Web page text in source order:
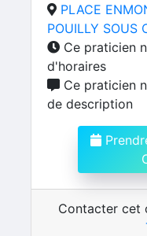
PLACE
POUILLY SOUS
Ce praticien
d'horaires
Ce praticien
de description
Contacter cet